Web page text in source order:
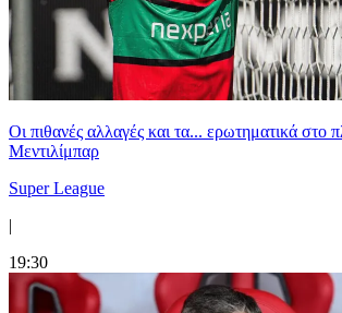
Οι πιθανές αλλαγές και τα... ερωτηματικά στο
Μεντιλίμπαρ
Super League
|
19:30